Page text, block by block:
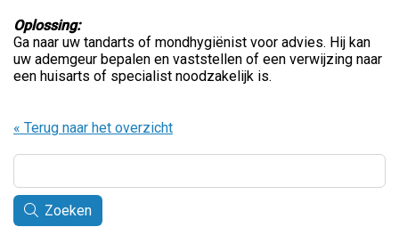
Oplossing:
Ga naar uw tandarts of mondhygiënist voor advies. Hij kan
uw ademgeur bepalen en vaststellen of een verwijzing naar
een huisarts of specialist noodzakelijk is.
« Terug naar het overzicht
Zoeken